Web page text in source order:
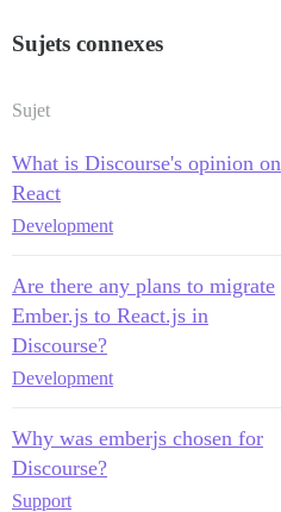
Sujets connexes
Sujet
What is Discourse's opinion on
React
Development
Are there any plans to migrate
Ember.js to React.js in
Discourse?
Development
Why was emberjs chosen for
Discourse?
Support